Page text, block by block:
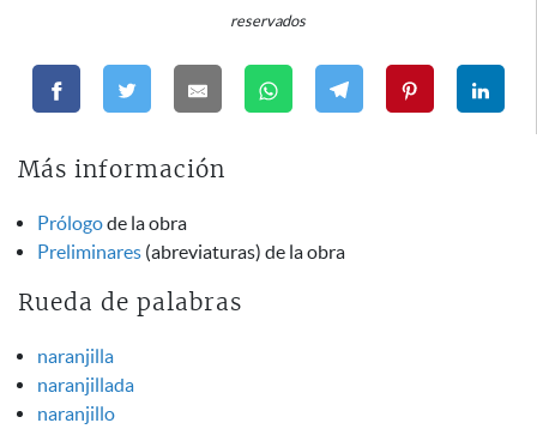
reservados
Más información
Prólogode la obra
Preliminares (abreviaturas) de la obra
Rueda de palabras
naranjilla
naranjillada
naranjillo